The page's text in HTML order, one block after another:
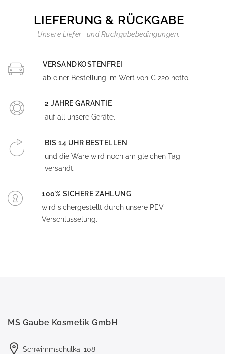
LIEFERUNG & RÜCKGABE
Unsere Liefer- und Rückgabebedingungen.
VERSANDKOSTENFREI
ab einer Bestellung im Wert von € 220 netto.
2 JAHRE GARANTIE
auf all unsere Geräte.
BIS 14 UHR BESTELLEN
und die Ware wird noch am gleichen Tag
versandt.
100% SICHERE ZAHLUNG
wird sichergestellt durch unsere PEV
Verschlüsselung.
MS Gaube Kosmetik GmbH
Schwimmschulkai 108